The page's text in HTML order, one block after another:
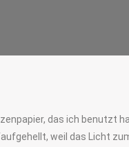
das ich benutzt
weil das Licht